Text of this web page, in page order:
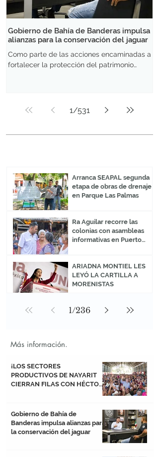
municipios del
Gobierno de Bahía de Banderas impulsa
alianzas para la conservación del jaguar
Como parte de las acciones encaminadas a
fortalecer la protección del patrimonio
Magaña, representante de Sangre Azul
Kennels, para analizar estrategias que
proy
1/531
Arranca SEAPAL segunda
etapa de obras de drenaje
en Parque Las Palmas
Ra Aguilar recorre las
colonias con asambleas
informativas en Puerto
ARIADNA MONTIEL LES
LEYÓ LA CARTILLA A
MORENISTAS
1/236
Más información.
¡LOS SECTORES
PRODUCTIVOS DE NAYARIT
CIERRAN FILAS CON HÉCTOR
Gobierno de Bahía de
Banderas impulsa alianzas para
la conservación del jaguar